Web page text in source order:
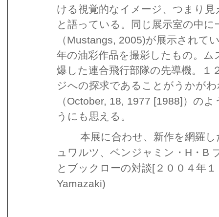
ける視覚的なイメージ、つまり
と語っている。同じ展示室の中に
（Mustangs, 2005)が展示されて
年の油彩作品を撮影したもの。
爆した連合飛行部隊の先導機。
ジへの探求であることがうかが
（October, 18, 1977 [1988]）のよ
うにも思える。
本展に合わせ、新作を網羅
ュワルツ、ベンジャミン・ H ・ B
とブックローの対談[ ２００４年
Yamazaki)